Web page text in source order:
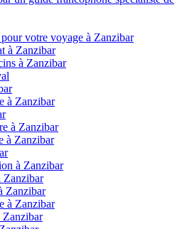
votre voyage à Zanzibar
à Zanzibar
à Zanzibar
à Zanzibar
à Zanzibar
à Zanzibar
à Zanzibar
Zanzibar
Zanzibar
à Zanzibar
Zanzibar